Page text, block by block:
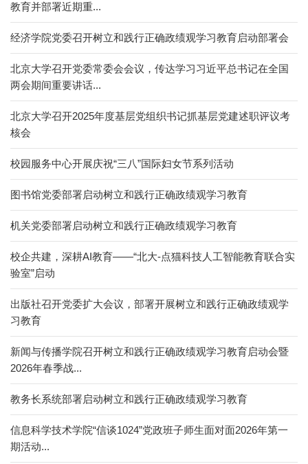
教育并部署近期重...
经济学院党委召开树立和践行正确政绩观学习教育启动部署会
北京大学召开党委常委会会议，传达学习习近平总书记在全国
两会期间重要讲话...
北京大学召开2025年度基层党组织书记抓基层党建述职评议考
核会
校园服务中心开展庆祝“三八”国际妇女节系列活动
图书馆党委部署启动树立和践行正确政绩观学习教育
机关党委部署启动树立和践行正确政绩观学习教育
校企共建，深耕AI教育——“北大-点猫科技人工智能教育联合实
验室”启动
出版社召开党委扩大会议，部署开展树立和践行正确政绩观学
习教育
新闻与传播学院召开树立和践行正确政绩观学习教育启动会暨
2026年春季战...
教务长系统部署启动树立和践行正确政绩观学习教育
信息科学技术学院“信谈1024”党政班子师生面对面2026年第一
期活动...